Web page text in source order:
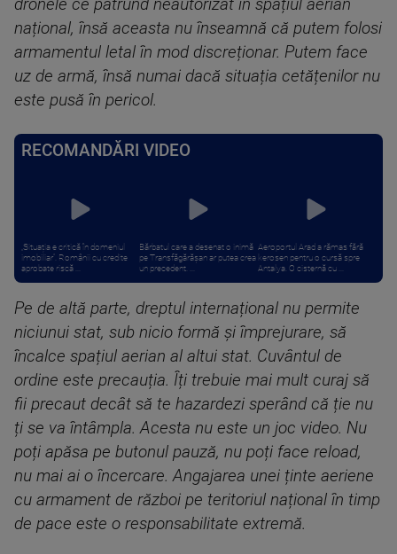
dronele ce pătrund neautorizat în spațiul aerian
național, însă aceasta nu înseamnă că putem folosi
armamentul letal în mod discreționar. Putem face
uz de armă, însă numai dacă situația cetățenilor nu
este pusă în pericol.
RECOMANDĂRI VIDEO
„Situația e critică în domeniul
imobiliar”. Românii cu credite
aprobate riscă ...
Bărbatul care a desenat o inimă
pe Transfăgărășan ar putea crea
un precedent. ...
Aeroportul Arad a rămas fără
kerosen pentru o cursă spre
Antalya. O cisternă cu ...
Pe de altă parte, dreptul internațional nu permite
niciunui stat, sub nicio formă și împrejurare, să
încalce spațiul aerian al altui stat. Cuvântul de
ordine este precauția. Îți trebuie mai mult curaj să
fii precaut decât să te hazardezi sperând că ție nu
ți se va întâmpla. Acesta nu este un joc video. Nu
poți apăsa pe butonul pauză, nu poți face reload,
nu mai ai o încercare. Angajarea unei ținte aeriene
cu armament de război pe teritoriul național în timp
de pace este o responsabilitate extremă.